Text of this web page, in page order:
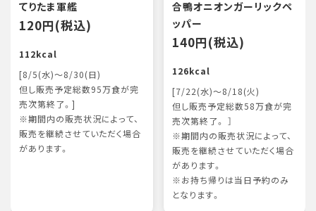
てりたま軍艦
120円(税込)
112kcal
[8/5(水)～8/30(日)
但し販売予定総数95万食が完
売次第終了。]
※期間内の販売状況によって、
販売を継続させていただく場合
があります。
合鴨オニオンガーリックペ
ッパー
140円(税込)
126kcal
[7/22(水)～8/18(火)
但し販売予定総数58万食が完
売次第終了。 ］
※期間内の販売状況によって、
販売を継続させていただく場合
があります。
※お持ち帰りは当日予約のみ
となります。